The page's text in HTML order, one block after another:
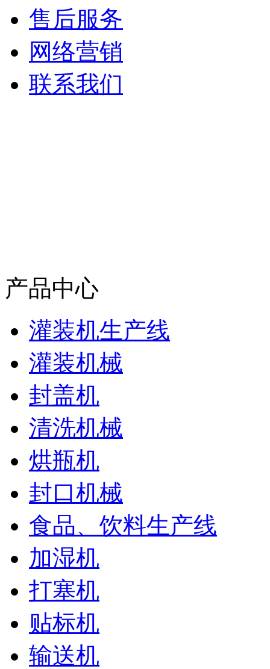
售后服务
网络营销
联系我们
产品中心
灌装机生产线
灌装机械
封盖机
清洗机械
烘瓶机
封口机械
食品、饮料生产线
加湿机
打塞机
贴标机
输送机